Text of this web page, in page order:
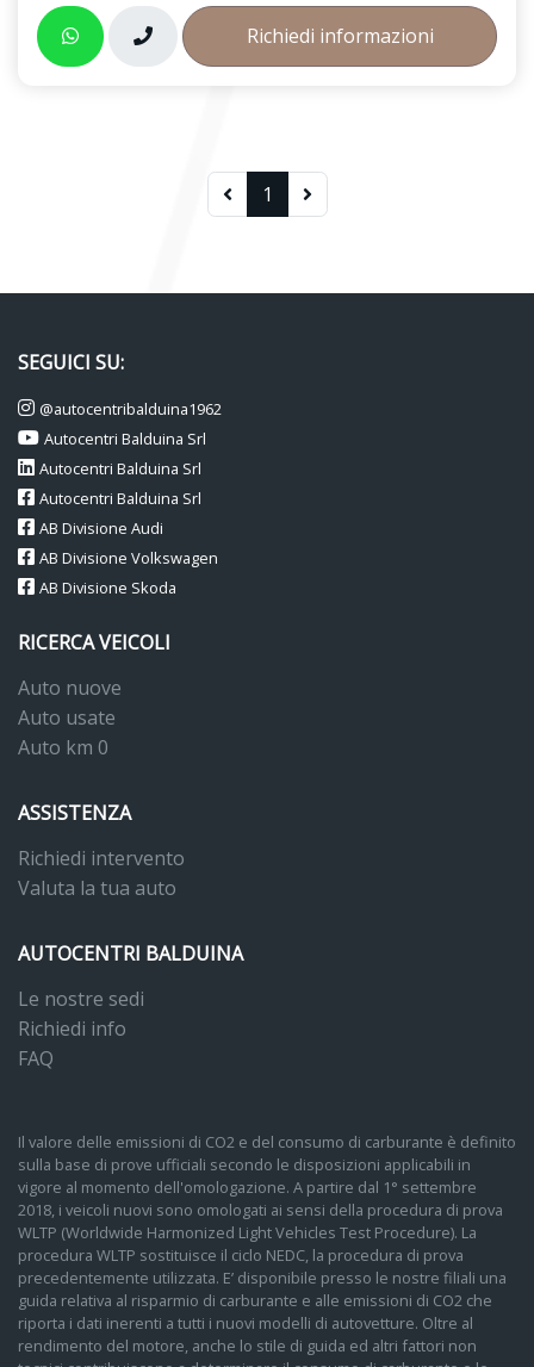
Richiedi informazioni
1
SEGUICI SU:
@autocentribalduina1962
Autocentri Balduina Srl
Autocentri Balduina Srl
Autocentri Balduina Srl
AB Divisione Audi
AB Divisione Volkswagen
AB Divisione Skoda
RICERCA VEICOLI
Auto nuove
Auto usate
Auto km 0
ASSISTENZA
Richiedi intervento
Valuta la tua auto
AUTOCENTRI BALDUINA
Le nostre sedi
Richiedi info
FAQ
Il valore delle emissioni di CO2 e del consumo di carburante è definito
sulla base di prove ufficiali secondo le disposizioni applicabili in
vigore al momento dell'omologazione. A partire dal 1° settembre
2018, i veicoli nuovi sono omologati ai sensi della procedura di prova
WLTP (Worldwide Harmonized Light Vehicles Test Procedure). La
procedura WLTP sostituisce il ciclo NEDC, la procedura di prova
precedentemente utilizzata. E’ disponibile presso le nostre filiali una
guida relativa al risparmio di carburante e alle emissioni di CO2 che
riporta i dati inerenti a tutti i nuovi modelli di autovetture. Oltre al
rendimento del motore, anche lo stile di guida ed altri fattori non